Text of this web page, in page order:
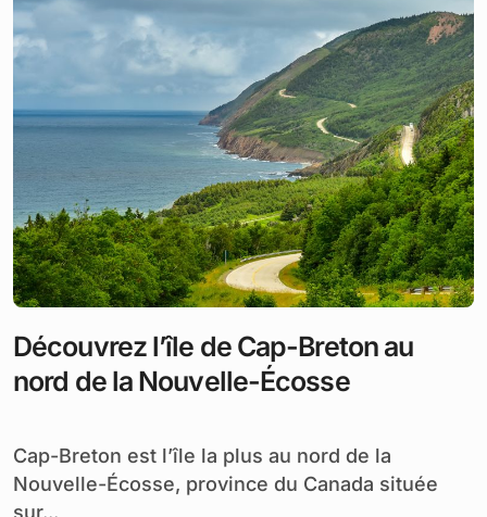
Découvrez l’île de Cap-Breton au
nord de la Nouvelle-Écosse
Cap-Breton est l’île la plus au nord de la
Nouvelle-Écosse, province du Canada située
sur...